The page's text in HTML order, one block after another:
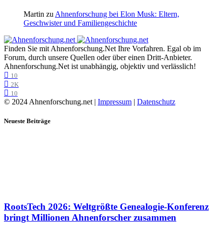
Martin zu Ahnenforschung bei Elon Musk: Eltern,
Geschwister und Familiengeschichte
Finden Sie mit Ahnenforschung.Net Ihre Vorfahren. Egal ob im
Forum, durch unsere Quellen oder über einen Dritt-Anbieter.
Ahnenforschung.Net ist unabhängig, objektiv und verlässlich!
10
2K
10
© 2024 Ahnenforschung.net | Impressum | Datenschutz
Neueste Beiträge
RootsTech 2026: Weltgrößte Genealogie-Konferenz
bringt Millionen Ahnenforscher zusammen